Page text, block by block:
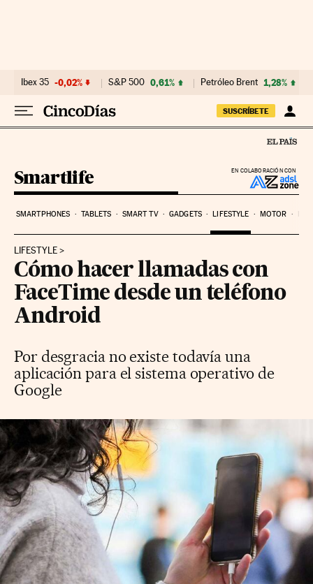
Ibex 35 -0,02% S&P 500 0,61% Petróleo Brent 1,28%
SUSCRÍBETE
EN COLABORACIÓN CON
Smartlife
SMARTPHONES TABLETS SMART TV GADGETS LIFESTYLE MOTOR
LIFESTYLE
Cómo hacer llamadas con
FaceTime desde un teléfono
Android
Por desgracia no existe todavía una
aplicación para el sistema operativo de
Google